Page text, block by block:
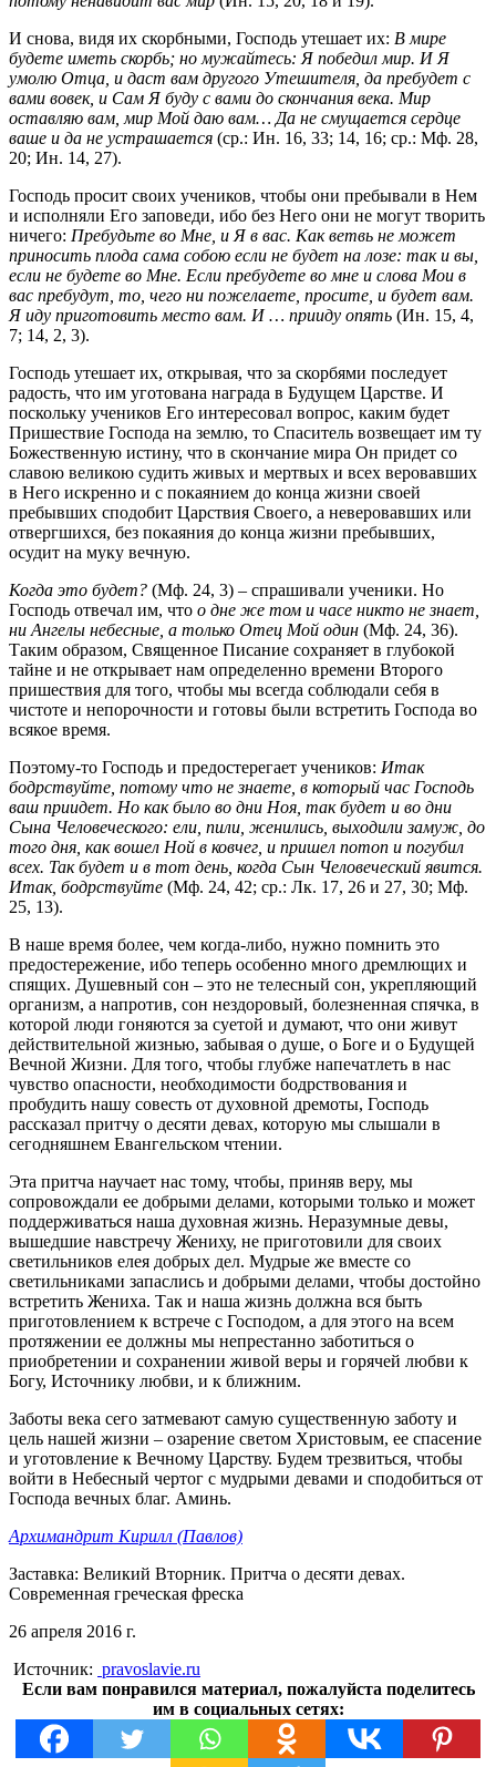
И снова, видя их скорбными, Господь утешает их: В мире
будете иметь скорбь; но мужайтесь: Я победил мир. И Я
умолю Отца, и даст вам другого Утешителя, да пребудет с
вами вовек, и Сам Я буду с вами до скончания века. Мир
оставляю вам, мир Мой даю вам… Да не смущается сердце
ваше и да не устрашается (ср.: Ин. 16, 33; 14, 16; ср.: Мф. 28,
20; Ин. 14, 27).
Господь просит своих учеников, чтобы они пребывали в Нем
и исполняли Его заповеди, ибо без Него они не могут творить
ничего: Пребудьте во Мне, и Я в вас. Как ветвь не может
приносить плода сама собою если не будет на лозе: так и вы,
если не будете во Мне. Если пребудете во мне и слова Мои в
вас пребудут, то, чего ни пожелаете, просите, и будет вам.
Я иду приготовить место вам. И … прииду опять (Ин. 15, 4,
7; 14, 2, 3).
Господь утешает их, открывая, что за скорбями последует
радость, что им уготована награда в Будущем Царстве. И
поскольку учеников Его интересовал вопрос, каким будет
Пришествие Господа на землю, то Спаситель возвещает им ту
Божественную истину, что в скончание мира Он придет со
славою великою судить живых и мертвых и всех веровавших
в Него искренно и с покаянием до конца жизни своей
пребывших сподобит Царствия Своего, а неверовавших или
отвергшихся, без покаяния до конца жизни пребывших,
осудит на муку вечную.
Когда это будет? (Мф. 24, 3) – спрашивали ученики. Но
Господь отвечал им, что о дне же том и часе никто не знает,
ни Ангелы небесные, а только Отец Мой один (Мф. 24, 36).
Таким образом, Священное Писание сохраняет в глубокой
тайне и не открывает нам определенно времени Второго
пришествия для того, чтобы мы всегда соблюдали себя в
чистоте и непорочности и готовы были встретить Господа во
всякое время.
Поэтому-то Господь и предостерегает учеников: Итак
бодрствуйте, потому что не знаете, в который час Господь
ваш приидет. Но как было во дни Ноя, так будет и во дни
Сына Человеческого: ели, пили, женились, выходили замуж, до
того дня, как вошел Ной в ковчег, и пришел потоп и погубил
всех. Так будет и в тот день, когда Сын Человеческий явится.
Итак, бодрствуйте (Мф. 24, 42; ср.: Лк. 17, 26 и 27, 30; Мф.
25, 13).
В наше время более, чем когда-либо, нужно помнить это
предостережение, ибо теперь особенно много дремлющих и
спящих. Душевный сон – это не телесный сон, укрепляющий
организм, а напротив, сон нездоровый, болезненная спячка, в
которой люди гоняются за суетой и думают, что они живут
действительной жизнью, забывая о душе, о Боге и о Будущей
Вечной Жизни. Для того, чтобы глубже напечатлеть в нас
чувство опасности, необходимости бодрствования и
пробудить нашу совесть от духовной дремоты, Господь
рассказал притчу о десяти девах, которую мы слышали в
сегодняшнем Евангельском чтении.
Эта притча научает нас тому, чтобы, приняв веру, мы
сопровождали ее добрыми делами, которыми только и может
поддерживаться наша духовная жизнь. Неразумные девы,
вышедшие навстречу Жениху, не приготовили для своих
светильников елея добрых дел. Мудрые же вместе со
светильниками запаслись и добрыми делами, чтобы достойно
встретить Жениха. Так и наша жизнь должна вся быть
приготовлением к встрече с Господом, а для этого на всем
протяжении ее должны мы непрестанно заботиться о
приобретении и сохранении живой веры и горячей любви к
Богу, Источнику любви, и к ближним.
Заботы века сего затмевают самую существенную заботу и
цель нашей жизни – озарение светом Христовым, ее спасение
и уготовление к Вечному Царству. Будем трезвиться, чтобы
войти в Небесный чертог с мудрыми девами и сподобиться от
Господа вечных благ. Аминь.
Архимандрит Кирилл (Павлов)
Заставка: Великий Вторник. Притча о десяти девах.
Современная греческая фреска
26 апреля 2016 г.
Источник: pravoslavie.ru
Если вам понравился материал, пожалуйста поделитесь
им в социальных сетях: